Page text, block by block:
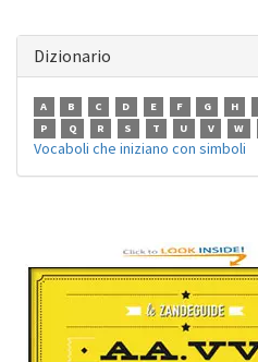
Dizionario
A B C D E F G H
P
Q R S T U V W
Vocaboli che iniziano con simboli